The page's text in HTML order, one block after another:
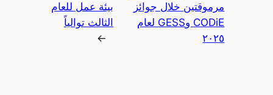
مرموقتين خلال جوائز
CODiE وGESS لعام
٢٠٢٥
بيئة عمل للعام
الثالث توالياً
→